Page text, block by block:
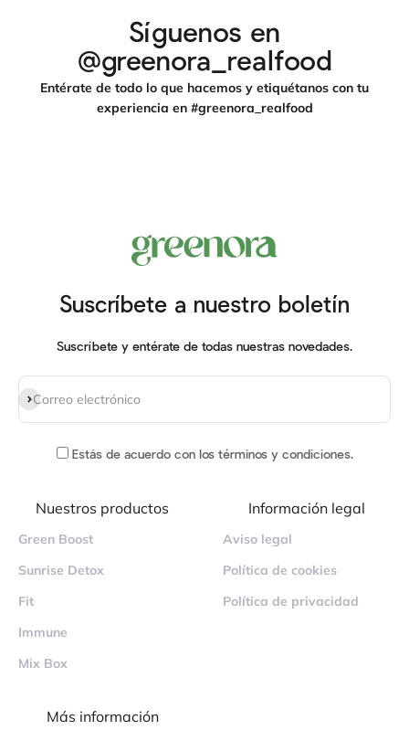
Síguenos en
@greenora_realfood
Entérate de todo lo que hacemos y etiquétanos con tu
experiencia en #greenora_realfood
Suscríbete a nuestro boletín
Suscríbete y entérate de todas nuestras novedades.
Correo electrónico
Suscribirse
Estás de acuerdo con los términos y condiciones.
Nuestros productos
Green Boost
Sunrise Detox
Fit
Immune
Mix Box
Información legal
Aviso legal
Política de cookies
Política de privacidad
Más información